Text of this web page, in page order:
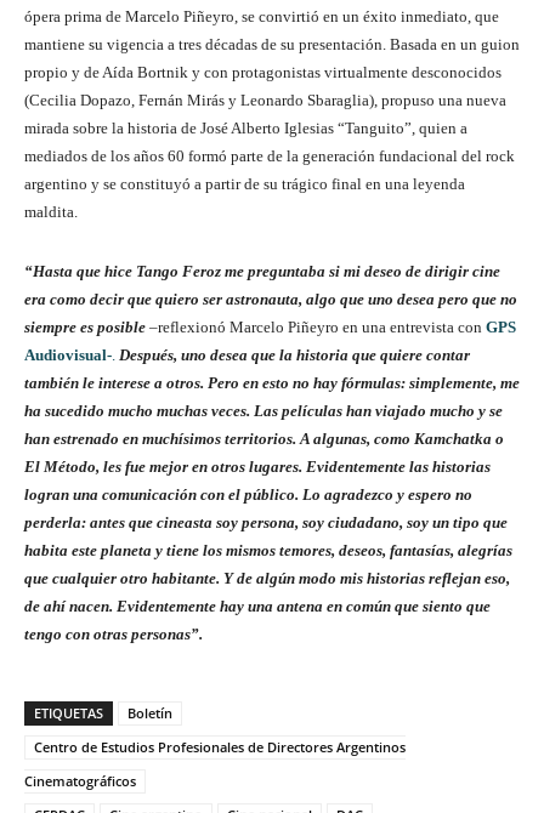
ópera prima de Marcelo Piñeyro, se convirtió en un éxito inmediato, que
mantiene su vigencia a tres décadas de su presentación. Basada en un guion
propio y de Aída Bortnik y con protagonistas virtualmente desconocidos
(Cecilia Dopazo, Fernán Mirás y Leonardo Sbaraglia), propuso una nueva
mirada sobre la historia de José Alberto Iglesias “Tanguito”, quien a
mediados de los años 60 formó parte de la generación fundacional del rock
argentino y se constituyó a partir de su trágico final en una leyenda
maldita.
“Hasta que hice Tango Feroz me preguntaba si mi deseo de dirigir cine
era como decir que quiero ser astronauta, algo que uno desea pero que no
siempre es posible –reflexionó Marcelo Piñeyro en una entrevista con GPS
Audiovisual-. Después, uno desea que la historia que quiere contar
también le interese a otros. Pero en esto no hay fórmulas: simplemente, me
ha sucedido mucho muchas veces. Las películas han viajado mucho y se
han estrenado en muchísimos territorios. A algunas, como Kamchatka o
El Método, les fue mejor en otros lugares. Evidentemente las historias
logran una comunicación con el público. Lo agradezco y espero no
perderla: antes que cineasta soy persona, soy ciudadano, soy un tipo que
habita este planeta y tiene los mismos temores, deseos, fantasías, alegrías
que cualquier otro habitante. Y de algún modo mis historias reflejan eso,
de ahí nacen. Evidentemente hay una antena en común que siento que
tengo con otras personas”.
ETIQUETAS
Boletín
Centro de Estudios Profesionales de Directores Argentinos
Cinematográficos